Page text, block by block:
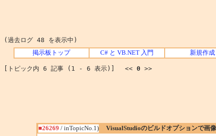
(過去ログ 48 を表示中)
掲示板トップ C# と VB.NET 入門 新規作成
[トピック内 6 記事 (1 - 6 表示)] << 0 >>
■26269 / inTopicNo.1)
VisualStudioのビルドオプションで画